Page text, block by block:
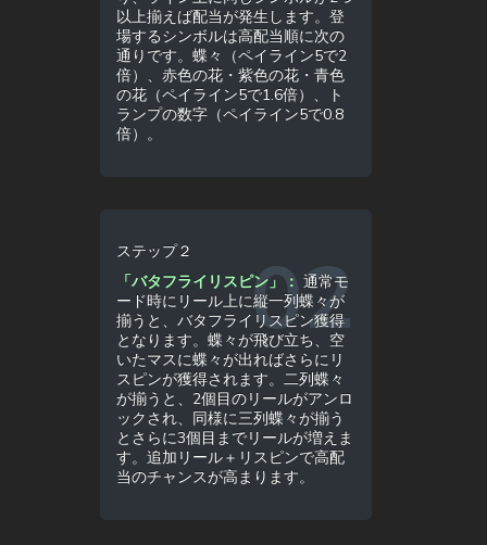
以上揃えば配当が発生します。登
場するシンボルは高配当順に次の
通りです。蝶々（ペイライン5で2
倍）、赤色の花・紫色の花・青色
の花（ペイライン5で1.6倍）、ト
ランプの数字（ペイライン5で0.8
倍）。
ステップ２
「バタフライリスピン」： 通常モ
ード時にリール上に縦一列蝶々が
揃うと、バタフライリスピン獲得
となります。蝶々が飛び立ち、空
いたマスに蝶々が出ればさらにリ
スピンが獲得されます。二列蝶々
が揃うと、2個目のリールがアンロ
ックされ、同様に三列蝶々が揃う
とさらに3個目までリールが増えま
す。追加リール＋リスピンで高配
当のチャンスが高まります。